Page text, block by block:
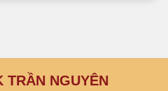
TRẦN NGUYÊN